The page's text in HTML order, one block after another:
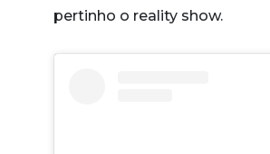
pertinho o reality show.